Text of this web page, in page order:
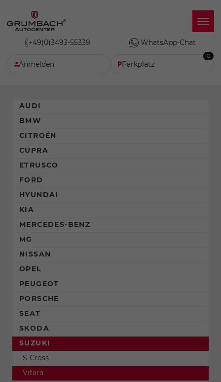
+49(0)3493-55339 WhatsApp-Chat
Anmelden Parkplatz
0
AUDI
BMW
CITROËN
CUPRA
ETRUSCO
FORD
HYUNDAI
KIA
MERCEDES-BENZ
MG
NISSAN
OPEL
PEUGEOT
PORSCHE
SEAT
SKODA
SUZUKI
S-Cross
Vitara